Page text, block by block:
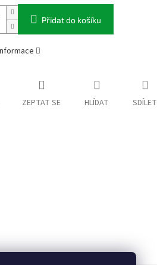
Přidat do košíku
ZEPTAT SE HLÍDAT SDÍLET